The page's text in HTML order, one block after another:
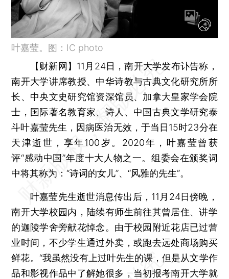
叶嘉莹。图：IC photo
【财新网】 11月24日，南开大学发布讣告称，
南开大学讲席教授、中华诗教与古典文化研究所所
长、中央文史研究馆资深馆员、加拿大皇家学会院
士，国际著名教育家、诗人、中国古典文学研究泰
斗叶嘉莹先生，因病医治无效，于当日15时23分在
天津逝世，享年100岁。2020年，叶嘉莹曾获
评“感动中国”年度十大人物之一。组委会在颁奖词
中将其称为：“诗词的女儿”、“风雅的先生”。
叶嘉莹先生逝世消息传出后，11月24日傍晚，
南开大学校园内，陆续有师生前往其曾居住、讲学
的迦陵学舍旁献花悼念。由于校园附近花店已过营
业时间，不少学生通过外卖，或跑去远处商场购买
鲜花。“我虽然没有上过叶先生的课，但是从文学作
品和影视作品中了解她很多，当初报考南开大学就